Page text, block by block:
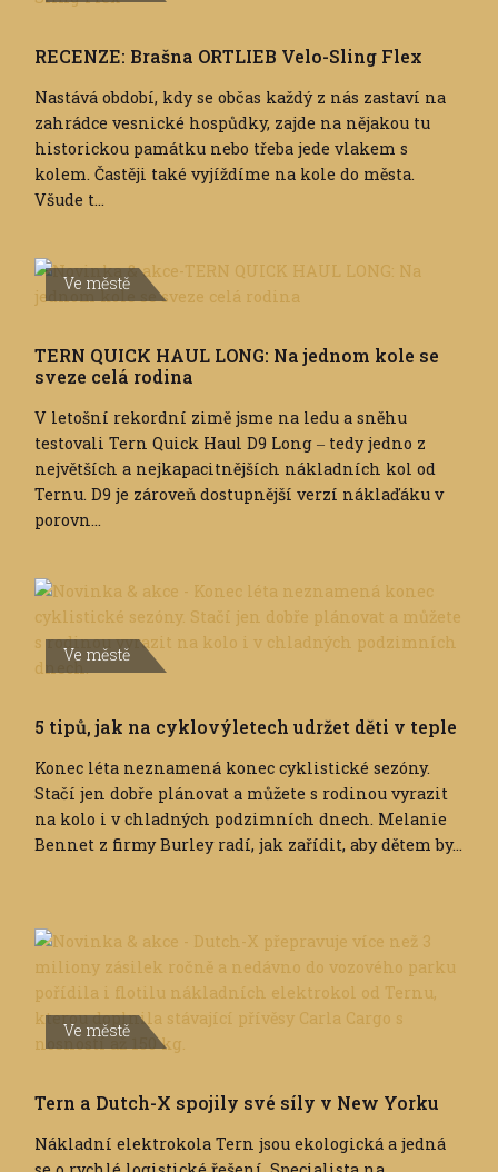
RECENZE: Brašna ORTLIEB Velo-Sling Flex
Nastává období, kdy se občas každý z nás zastaví na
zahrádce vesnické hospůdky, zajde na nějakou tu
historickou památku nebo třeba jede vlakem s
kolem. Častěji také vyjíždíme na kole do města.
Všude t...
Ve městě
TERN QUICK HAUL LONG: Na jednom kole se
sveze celá rodina
V letošní rekordní zimě jsme na ledu a sněhu
testovali Tern Quick Haul D9 Long ‒ tedy jedno z
největších a nejkapacitnějších nákladních kol od
Ternu. D9 je zároveň dostupnější verzí náklaďáku v
porovn...
Ve městě
5 tipů, jak na cyklovýletech udržet děti v teple
Konec léta neznamená konec cyklistické sezóny.
Stačí jen dobře plánovat a můžete s rodinou vyrazit
na kolo i v chladných podzimních dnech. Melanie
Bennet z firmy Burley radí, jak zařídit, aby dětem by...
Ve městě
Tern a Dutch-X spojily své síly v New Yorku
Nákladní elektrokola Tern jsou ekologická a jedná